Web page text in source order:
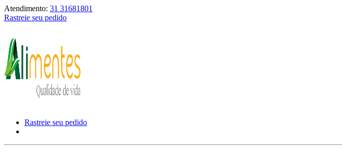
Atendimento: 31 31681801
Rastreie seu pedido
Rastreie seu pedido